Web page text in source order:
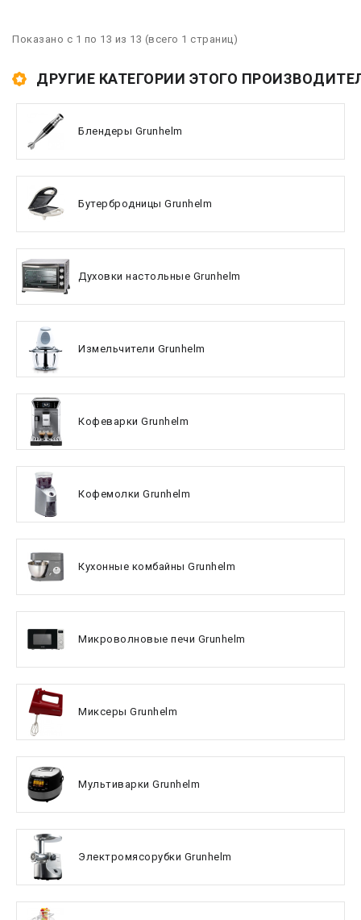
Показано с 1 по 13 из 13 (всего 1 страниц)
ДРУГИЕ КАТЕГОРИИ ЭТОГО
Блендеры Grunhelm
Бутербродницы Grunhelm
Духовки настольные Grunhelm
Измельчители Grunhelm
Кофеварки Grunhelm
Кофемолки Grunhelm
Кухонные комбайны Grunhelm
Микроволновые печи Grunhelm
Миксеры Grunhelm
Мультиварки Grunhelm
Электромясорубки Grunhelm